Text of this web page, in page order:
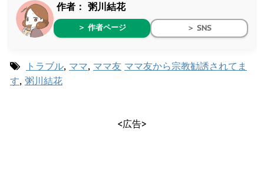
作者： 粥川結花
＞ 作者ページ ＞ SNS
トラブル, ママ, ママ友 ママ友から宗教勧誘されてま
す, 粥川結花
<広告>